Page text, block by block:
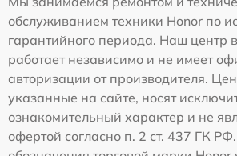
обслуживанием техники Honor по
гарантийного периода. Наш центр
работает независимо и не имеет
авторизации от производителя.
указанные на сайте, носят
ознакомительный характер и не
офертой согласно п. 2 ст. 437 ГК